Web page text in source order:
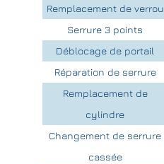
Remplacement de verrou
Serrure 3 points
Déblocage de portail
Réparation de serrure
Remplacement de
cylindre
Changement de serrure
cassée